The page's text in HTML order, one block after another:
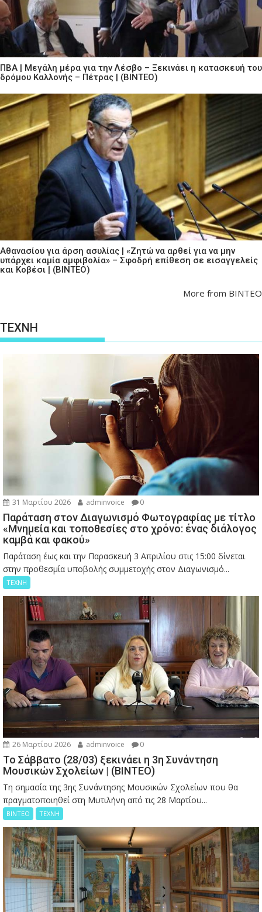
ΠΒΑ | Μεγάλη μέρα για την Λέσβο – Ξεκινάει η κατασκευή του
δρόμου Καλλονής – Πέτρας | (ΒΙΝΤΕΟ)
Αθανασίου για άρση ασυλίας | «Ζητώ να αρθεί για να μην
υπάρχει καμία αμφιβολία» – Σφοδρή επίθεση σε εισαγγελείς
και Κοβέσι | (ΒΙΝΤΕΟ)
More from ΒΙΝΤΕΟ
ΤΕΧΝΗ
31 Μαρτίου 2026 adminvoice 0
Παράταση στον Διαγωνισμό Φωτογραφίας με τίτλο
«Μνημεία και τοποθεσίες στο χρόνο: ένας διάλογος
καμβά και φακού»
Παράταση έως και την Παρασκευή 3 Απριλίου στις 15:00 δίνεται
στην προθεσμία υποβολής συμμετοχής στον Διαγωνισμό...
ΤΕΧΝΗ
26 Μαρτίου 2026 adminvoice 0
Το Σάββατο (28/03) ξεκινάει η 3η Συνάντηση
Μουσικών Σχολείων | (ΒΙΝΤΕΟ)
Τη σημασία της 3ης Συνάντησης Μουσικών Σχολείων που θα
πραγματοποιηθεί στη Μυτιλήνη από τις 28 Μαρτίου...
ΒΙΝΤΕΟ ΤΕΧΝΗ